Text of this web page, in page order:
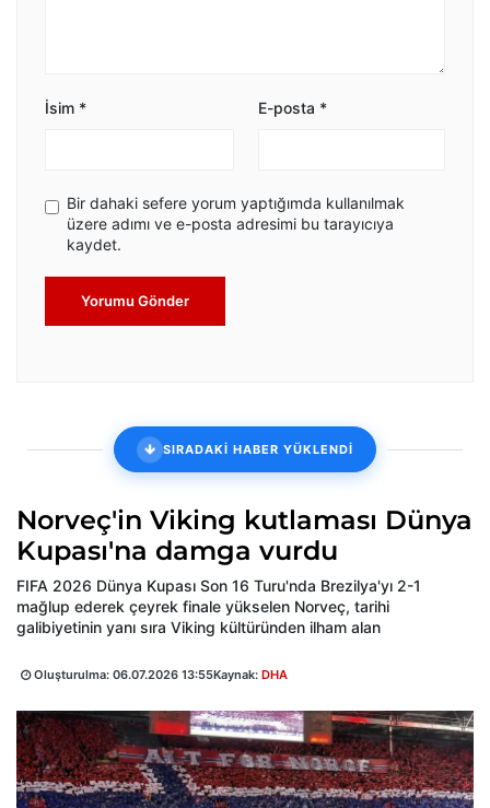
İsim * E-posta *
Bir dahaki sefere yorum yaptığımda kullanılmak
üzere adımı ve e-posta adresimi bu tarayıcıya
kaydet.
Yorumu Gönder
SIRADAKİ HABER YÜKLENDİ
Norveç'in Viking kutlaması Dünya
Kupası'na damga vurdu
FIFA 2026 Dünya Kupası Son 16 Turu'nda Brezilya'yı 2-1
mağlup ederek çeyrek finale yükselen Norveç, tarihi
galibiyetinin yanı sıra Viking kültüründen ilham alan
Oluşturulma: 06.07.2026 13:55Kaynak: DHA